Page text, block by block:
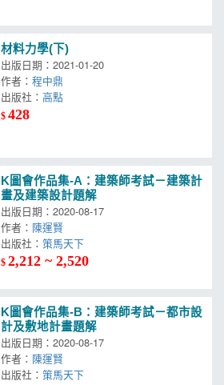
材料力學(下)
出版日期：2021-01-20
作者：程中鼎
出版社：
$428
K圖會作品集-A：建築師考試－建築計
畫及建築設計題解
出版日期：2020-08-17
作者： 陳運賢
出版社：
$2,212 ~ 2,520
K圖會作品集-B：建築師考試－都市設
計及敷地計畫題解
出版日期：2020-08-17
作者： 陳運賢
出版社：